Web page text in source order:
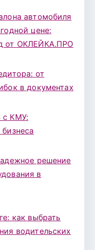
автомобиля
цене:
от ОКЛЕЙКА.ПРО
от
в документах
с КМУ:
решение
в
как выбрать
водительских